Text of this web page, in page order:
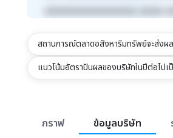
xxxxxxxxxxxxxxxxxxx xxxxx
สถานการณ์ตลาดอสังหาริมทรัพย์จะส่งผ
แนวโน้มอัตราปันผลของบริษัทในปีต่อไปเ
กราฟ
ข้อมูลบริษัท